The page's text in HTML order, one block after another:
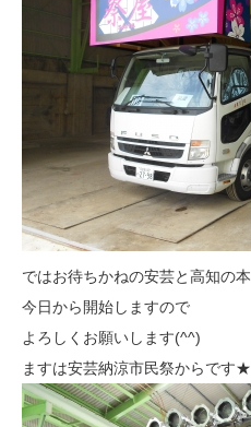
ではお待ちかねの安芸と高知の
今日から開始しますので
よろしくお願いします(^^)
ますは安芸納涼市民祭からです★